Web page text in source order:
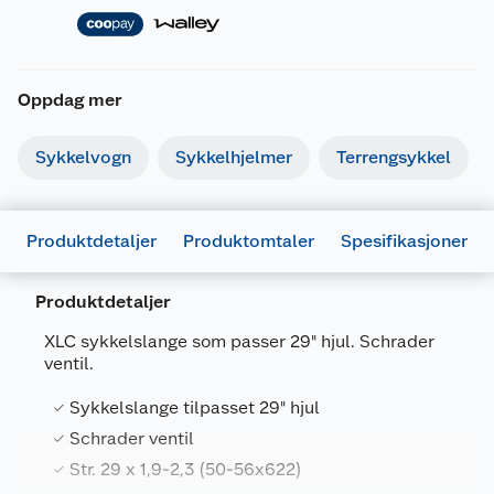
Oppdag mer
Sykkelvogn Sykkelhjelmer Terrengsykkel
Produktdetaljer Produktomtaler Spesifikasjoner
Produktdetaljer
XLC sykkelslange som passer 29" hjul. Schrader
ventil.
Sykkelslange tilpasset 29" hjul
Schrader ventil
Str. 29 x 1,9-2,3 (50-56x622)
Artikkelnummer
Leverandørens artikkelnummer
Størrelse
Farge